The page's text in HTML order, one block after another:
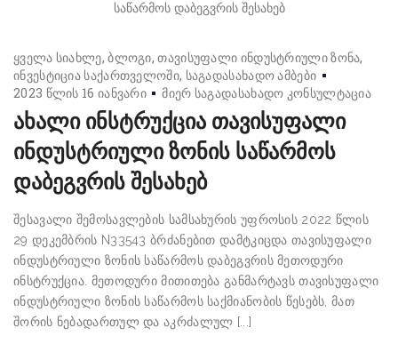
ყველა სიახლე ბლოგი თავისუფალი ინდუსტრიული ზონა
ინვესტიცია საქართველოში საგადასახადო ამბები
2023 წლის 16 იანვარი
მიერ საგადასახადო კონსულტაცია
ახალი ინსტრუქცია თავისუფალი
ინდუსტრიული ზონის საწარმოს
დაბეგვრის შესახებ
შესავალი შემოსავლების სამსახურის უფროსის 2022 წლის
29 დეკემბრის N33543 ბრძანებით დამტკიცდა თავისუფალი
ინდუსტრიული ზონის საწარმოს დაბეგვრის მეთოდური
ინსტრუქცია. მეთოდური მითითება განმარტავს თავისუფალი
ინდუსტრიული ზონის საწარმოს საქმიანობის წესებს, მათ
შორის ნებადართულ და აკრძალულ [...]